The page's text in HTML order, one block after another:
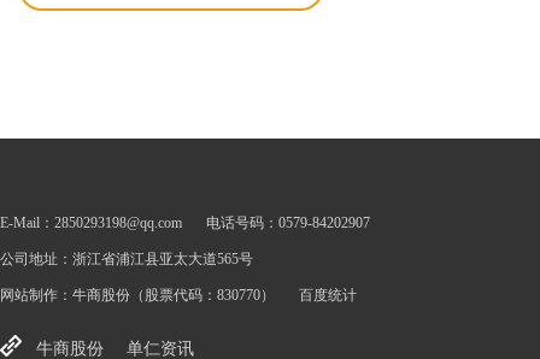
E-Mail：2850293198@qq.com 电话号码：0579-84202907
公司地址：浙江省浦江县亚太大道565号
网站制作： 牛商股份 （股票代码：830770） 百度统计
牛商股份 单仁资讯